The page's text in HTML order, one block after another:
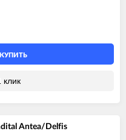
КУПИТЬ
клик
Antea/Delfis